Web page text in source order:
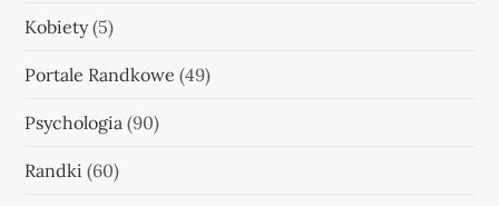
Kobiety(5)
Portale Randkowe (49)
Psychologia (90)
Randki (60)